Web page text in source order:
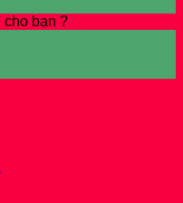
cho bạn ?